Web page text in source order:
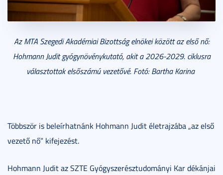
Az MTA Szegedi Akadémiai Bizottság elnökei között az első nő:
Hohmann Judit gyógynövénykutató, akit a 2026-2029. ciklusra
választottak elsőszámú vezetővé. Fotó: Bartha Karina
Többször is beleírhatnánk Hohmann Judit életrajzába „az első
vezető nő” kifejezést.
Hohmann Judit az SZTE Gyógyszerésztudományi Kar dékánjai